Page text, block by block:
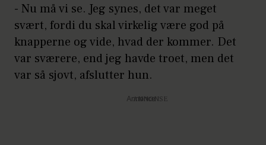
- Nu må vi se. Jeg synes, det var meget
svært, fordi du skal virkelig være god på
knapperne og vide, hvad der kommer. Det
var sværere, end jeg havde troet, men det
var så sjovt, afslutter hun.
Annonce